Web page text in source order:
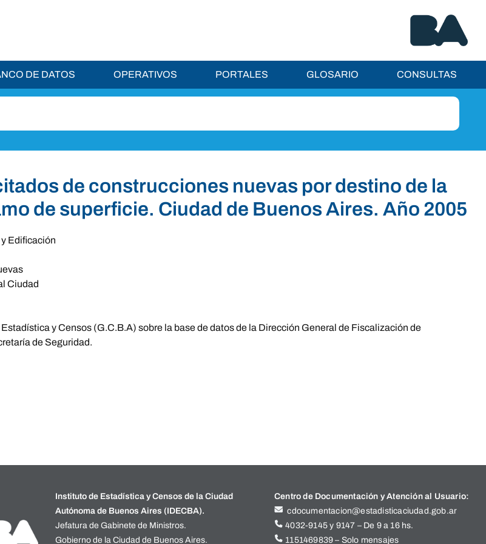
DE DATOS OPERATIVOS PORTALES GLOSARIO CONSULTAS
de construcciones nuevas por destino de la
de superficie. Ciudad de Buenos Aires. Año 2005
Edificación
Ciudad
y Censos (G.C.B.A) sobre la base de datos de la Dirección General de Fiscalización de
de Seguridad.
Instituto de Estadística y Censos de la Ciudad
Autónoma de Buenos Aires (IDECBA).
Jefatura de Gabinete de Ministros.
Gobierno de la Ciudad de Buenos Aires.
Centro de Documentación y Atención al Usuario:
cdocumentacion@estadisticaciudad.gob.ar
4032-9145 y 9147 – De 9 a 16 hs.
1151469839 – Solo mensajes